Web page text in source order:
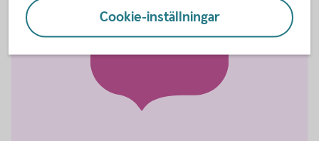
Cookie-inställningar